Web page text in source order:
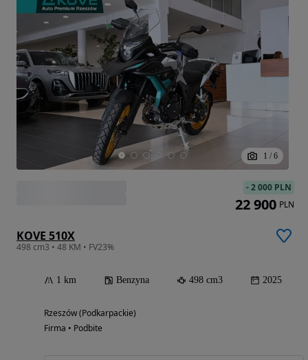
1 / 6
KOVE 510X
498 cm3 • 48 KM • FV23%
1 km Benzyna 498 cm3 2025
Rzeszów (Podkarpackie)
Firma • Podbite
-2 000 PLN
22 900 PLN